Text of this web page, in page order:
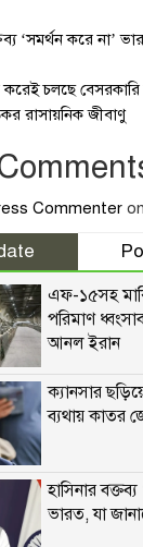
‘সমর্থন করে না’
চলছে বেসরকারি
রাসায়নিক জীবাণু
Commenter on
এফ-১৫সহ
পরিমাণ
আনল ইরান
ক্যানসার
ব্যথায় কাতর
হাসিনার
ভারত, যা